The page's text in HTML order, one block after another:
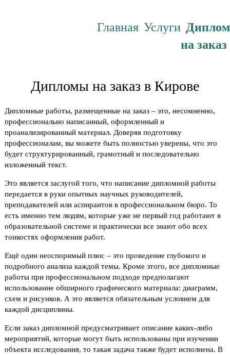
Главная Услуги
на заказ
Дипломы на заказ в Кирове
Дипломные работы, размещенные на заказ – это, несомненно,
профессионально написанный, оформленный и
проанализированный материал. Доверяя подготовку
профессионалам, вы можете быть полностью уверены, что это
будет структурированный, грамотный и последовательно
изложенный текст.
Это является заслугой того, что написание дипломной работы
передается в руки опытных научных руководителей,
преподавателей или аспирантов в профессиональном бюро. То
есть именно тем людям, которые уже не первый год работают в
образовательной системе и практически все знают обо всех
тонкостях оформления работ.
Ещё один неоспоримый плюс – это проведение глубокого и
подробного анализа каждой темы. Кроме этого, все дипломные
работы при профессиональном подходе предполагают
использование обширного графического материала: диаграмм,
схем и рисунков. А это является обязательным условием для
каждой дисциплины.
Если заказ дипломной предусматривает описание каких-либо
мероприятий, которые могут быть использованы при изучении
объекта исследования, то такая задача также будет исполнена. В